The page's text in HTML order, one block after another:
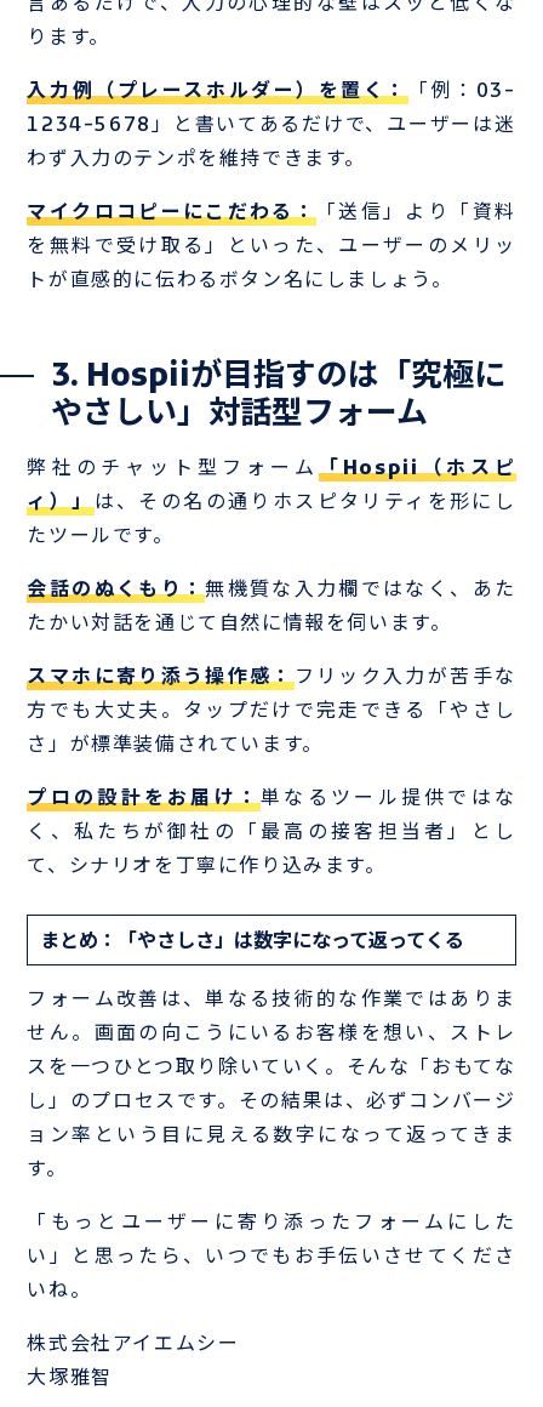
ります。
入力例（プレースホルダー）を置く： 「例：03-
1234-5678」と書いてあるだけで、ユーザーは迷
わず入力のテンポを維持できます。
マイクロコピーにこだわる： 「送信」より「資料
を無料で受け取る」といった、ユーザーのメリッ
トが直感的に伝わるボタン名にしましょう。
3. Hospiiが目指すのは「究極に
やさしい」対話型フォーム
弊社のチャット型フォーム 「Hospii（ホスピ
ィ）」は、その名の通りホスピタリティを形にし
たツールです。
会話のぬくもり：無機質な入力欄ではなく、あた
たかい対話を通じて自然に情報を伺います。
スマホに寄り添う操作感：フリック入力が苦手な
方でも大丈夫。タップだけで完走できる「やさし
さ」が標準装備されています。
プロの設計をお届け：単なるツール提供ではな
く、私たちが御社の「最高の接客担当者」とし
て、シナリオを丁寧に作り込みます。
まとめ：「やさしさ」は数字になって返ってくる
フォーム改善は、単なる技術的な作業ではありま
せん。画面の向こうにいるお客様を想い、ストレ
スを一つひとつ取り除いていく。そんな「おもてな
し」のプロセスです。その結果は、必ずコンバージ
ョン率という目に見える数字になって返ってきま
す。
「もっとユーザーに寄り添ったフォームにした
い」と思ったら、いつでもお手伝いさせてくださ
いね。
株式会社アイエムシー
大塚雅智